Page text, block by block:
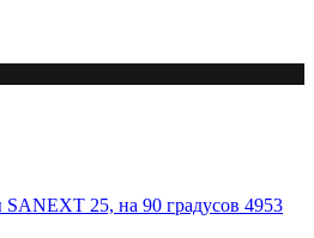
25, на 90 градусов 4953